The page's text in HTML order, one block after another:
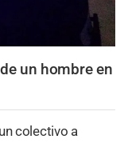
un hombre en
colectivo a